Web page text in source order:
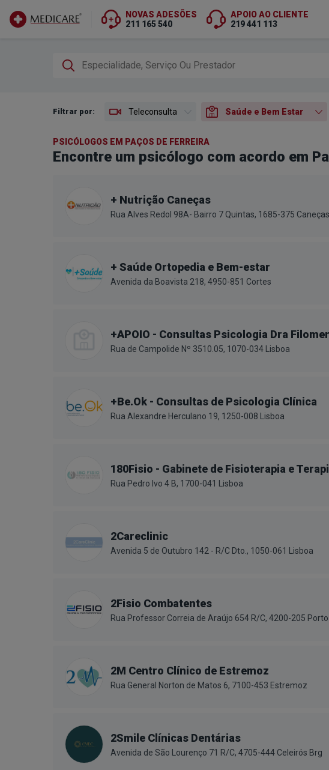
NOVAS ADESÕES
211 165 540
APOIO AO CLIENTE
219 441 113
Filtrar por: Teleconsulta Saúde e Bem Estar
PSICÓLOGOS EM PAÇOS DE FERREIRA
Encontre um psicólogo com acordo em
+ Nutrição Caneças
Rua Alves Redol 98A- Bairro 7 Quintas, 1685-375 Caneças
+ Saúde Ortopedia e Bem-estar
Avenida da Boavista 218, 4950-851 Cortes
+APOIO - Consultas Psicologia Dra
Rua de Campolide Nº 3510.05, 1070-034 Lisboa
+Be.Ok - Consultas de Psicologia Clínica
Rua Alexandre Herculano 19, 1250-008 Lisboa
180Fisio - Gabinete de Fisioterapia e
Rua Pedro Ivo 4 B, 1700-041 Lisboa
2Careclinic
Avenida 5 de Outubro 142 - R/C Dto., 1050-061 Lisboa
2Fisio Combatentes
Rua Professor Correia de Araújo 654 R/C, 4200-205 Porto
2M Centro Clínico de Estremoz
Rua General Norton de Matos 6, 7100-453 Estremoz
2Smile Clínicas Dentárias
Avenida de São Lourenço 71 R/C, 4705-444 Celeirós Brg